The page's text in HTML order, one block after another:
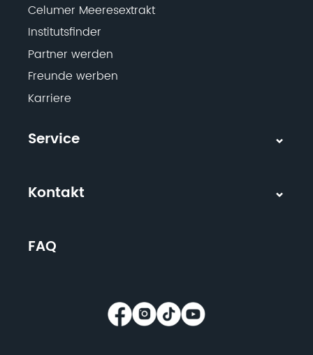
Celumer Meeresextrakt
Institutsfinder
Partner werden
Freunde werben
Karriere
Service
Kontakt
FAQ